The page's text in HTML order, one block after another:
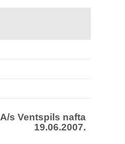
A/s Ventspils nafta
19.06.2007.